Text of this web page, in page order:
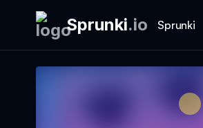
Sprunki.io Sprunki